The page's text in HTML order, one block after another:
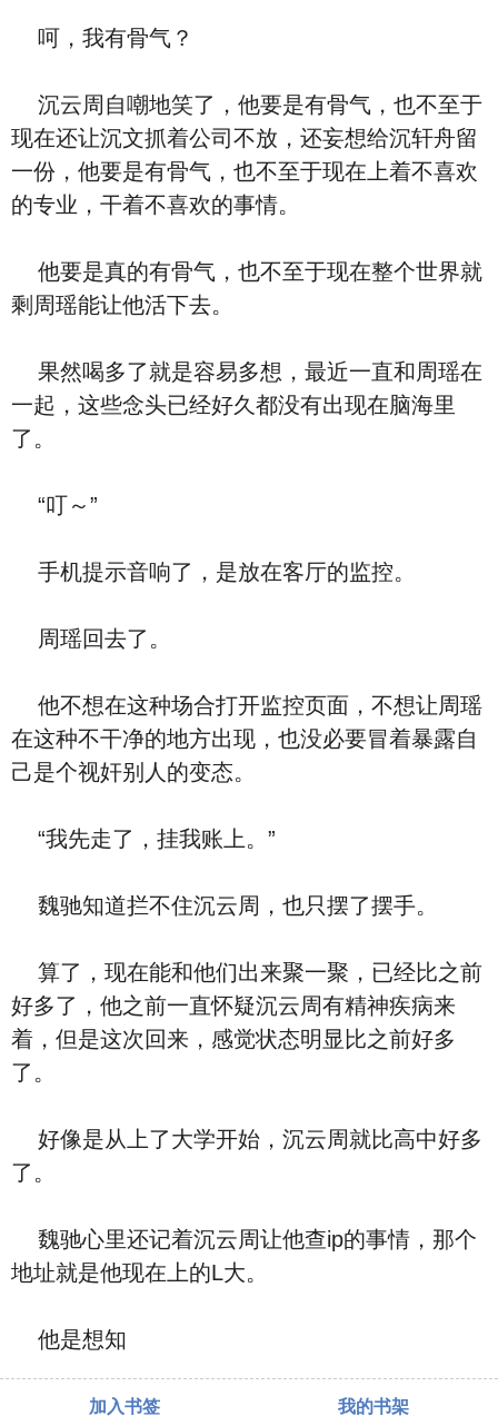
呵，我有骨气？
沉云周自嘲地笑了，他要是有骨气，也不至于
现在还让沉文抓着公司不放，还妄想给沉轩舟留
一份，他要是有骨气，也不至于现在上着不喜欢
的专业，干着不喜欢的事情。
他要是真的有骨气，也不至于现在整个世界就
剩周瑶能让他活下去。
果然喝多了就是容易多想，最近一直和周瑶在
一起，这些念头已经好久都没有出现在脑海里
了。
“叮～”
手机提示音响了，是放在客厅的监控。
周瑶回去了。
他不想在这种场合打开监控页面，不想让周瑶
在这种不干净的地方出现，也没必要冒着暴露自
己是个视奸别人的变态。
“我先走了，挂我账上。”
魏驰知道拦不住沉云周，也只摆了摆手。
算了，现在能和他们出来聚一聚，已经比之前
好多了，他之前一直怀疑沉云周有精神疾病来
着，但是这次回来，感觉状态明显比之前好多
了。
好像是从上了大学开始，沉云周就比高中好多
了。
魏驰心里还记着沉云周让他查ip的事情，那个
地址就是他现在上的L大。
他是想知
加入书签 我的书架